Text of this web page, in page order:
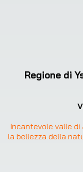
Regione di
Incantevole valle
la bellezza della